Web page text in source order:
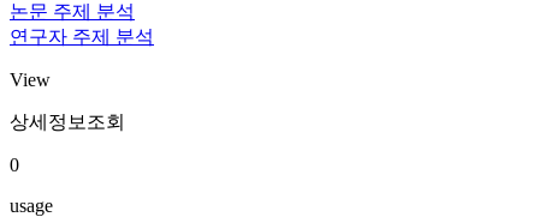
논문 주제 분석
연구자 주제 분석
View
상세정보조회
0
usage